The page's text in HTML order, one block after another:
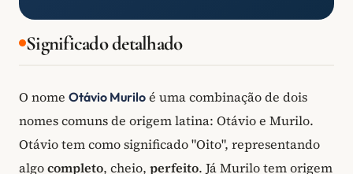
Significado detalhado
O nome Otávio Murilo é uma combinação de dois
nomes comuns de origem latina: Otávio e Murilo.
Otávio tem como significado "Oito", representando
algocompleto, cheio, perfeito. Já Murilo tem origem